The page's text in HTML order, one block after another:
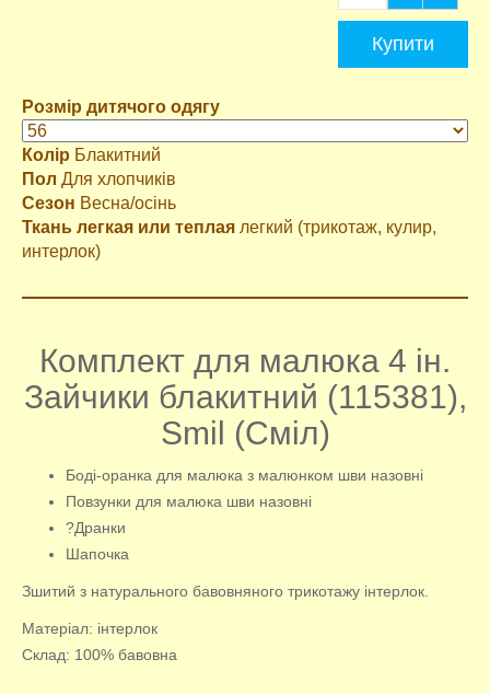
Купити
Розмір дитячого одягу
Колір Блакитний
Пол Для хлопчиків
Сезон Весна/осінь
Ткань легкая или теплая легкий (трикотаж, кулир,
интерлок)
Комплект для малюка 4 ін.
Зайчики блакитний (115381),
Smil (Сміл)
Боді-оранка для малюка з малюнком шви назовні
Повзунки для малюка шви назовні
?Дранки
Шапочка
Зшитий з натурального бавовняного трикотажу інтерлок.
Матеріал: інтерлок
Склад: 100% бавовна